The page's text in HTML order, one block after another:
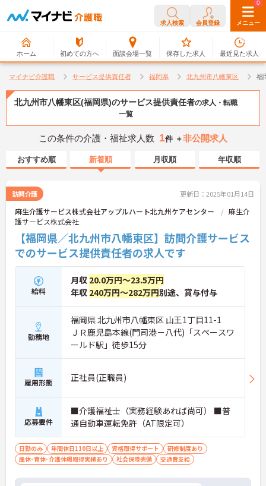
求人検索 会員登録 メニュー
ホーム 初めての方へ 面談会場一覧
0
保存した求人
0
最近見た求人
マイナビ介護職 サービス提供責任者 福岡県 北九州市八幡東区 福
北九州市八幡東区(福岡県)のサービス提供責任者の求人・転職
一覧
この条件の介護・福祉求人数 1件 ＋非公開求人
おすすめ順 新着順 月収順 年収順
訪問介護 更新日：2025年01月14日
麻生介護サービス株式会社アップルハート北九州ケアセンター
麻生介
護サービス株式会社
【福岡県／北九州市八幡東区】訪問介護サービス
でのサービス提供責任者の求人です
給料
月収 20.0万円～23.5万円
年収 240万円～282万円別途、賞与付与
勤務地
福岡県 北九州市八幡東区 山王1丁目11-1
ＪＲ鹿児島本線(門司港－八代)「スペースワ
ールド駅」徒歩15分
雇用形態 正社員(正職員)
応募要件
■介護福祉士（実務経験あれば尚可） ■普
通自動車運転免許（AT限定可）
日勤のみ 年間休日110日以上 資格取得サポート
研修制度あり
産休･育休･介護休暇取得実績あり
社会保険完備 交通費支給